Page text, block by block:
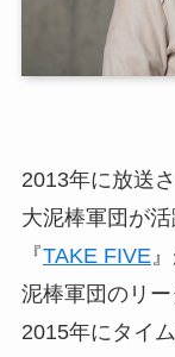
2013年に放送
大泥棒軍団が
『TAKE FIVE
泥棒軍団のリ
2015年にタイ